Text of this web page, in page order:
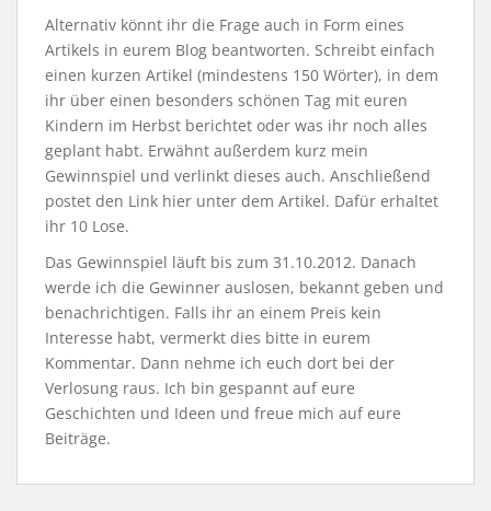
Alternativ könnt ihr die Frage auch in Form eines
Artikels in eurem Blog beantworten. Schreibt einfach
einen kurzen Artikel (mindestens 150 Wörter), in dem
ihr über einen besonders schönen Tag mit euren
Kindern im Herbst berichtet oder was ihr noch alles
geplant habt. Erwähnt außerdem kurz mein
Gewinnspiel und verlinkt dieses auch. Anschließend
postet den Link hier unter dem Artikel. Dafür erhaltet
ihr 10 Lose.
Das Gewinnspiel läuft bis zum 31.10.2012. Danach
werde ich die Gewinner auslosen, bekannt geben und
benachrichtigen. Falls ihr an einem Preis kein
Interesse habt, vermerkt dies bitte in eurem
Kommentar. Dann nehme ich euch dort bei der
Verlosung raus. Ich bin gespannt auf eure
Geschichten und Ideen und freue mich auf eure
Beiträge.